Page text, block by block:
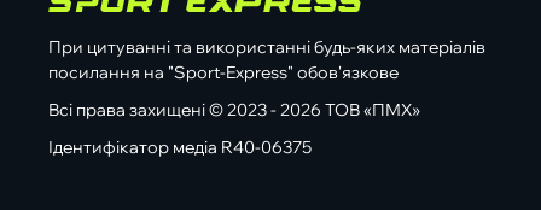
При цитуванні та використанні будь-яких матеріалів
посилання на "Sport-Express" обов'язкове
Всі права захищені © 2023 - 2026 ТОВ «ПМХ»
Ідентифікатор медіа R40-06375